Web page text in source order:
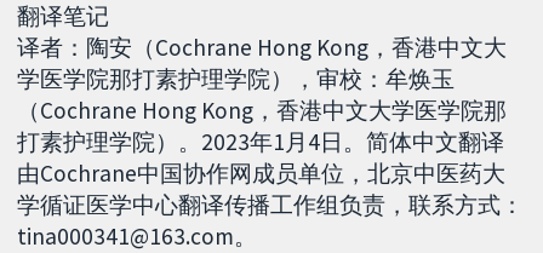
翻译笔记
译者：陶安（Cochrane Hong Kong，香港中文大
学医学院那打素护理学院），审校：牟焕玉
（Cochrane Hong Kong，香港中文大学医学院那
打素护理学院）。2023年1月4日。简体中文翻译
由Cochrane中国协作网成员单位，北京中医药大
学循证医学中心翻译传播工作组负责，联系方式：
tina000341@163.com。